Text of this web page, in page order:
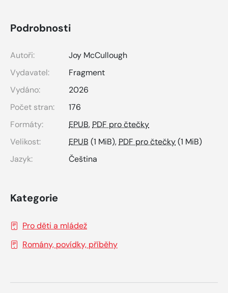
Podrobnosti
Autoři:
Joy McCullough
Vydavatel:
Fragment
Vydáno:
2026
Počet stran:
176
Formáty:
EPUB,PDF pro čtečky
Velikost:
EPUB (1 MiB),PDF pro čtečky(1 MiB)
Jazyk:
Čeština
Kategorie
Pro děti a mládež
Romány, povídky, příběhy